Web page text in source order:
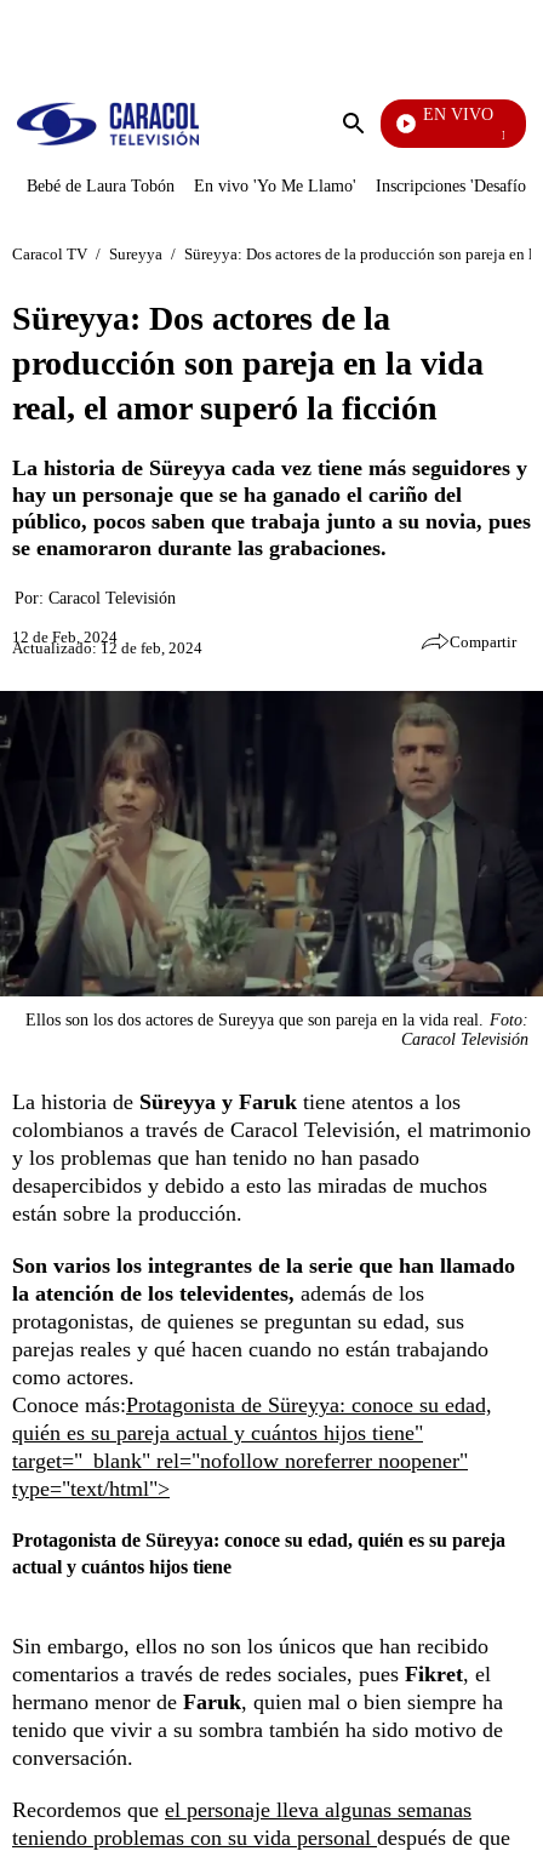
Enviar
EN VIVO
Noticias
Bebé de Laura Tobón En vivo 'Yo Me Llamo' Inscripciones 'Desafío'
Caracol TV / Sureyya / Süreyya: Dos actores de la producción son pareja en
Süreyya: Dos actores de la
producción son pareja en la vida
real, el amor superó la ficción
La historia de Süreyya cada vez tiene más seguidores y
hay un personaje que se ha ganado el cariño del
público, pocos saben que trabaja junto a su novia, pues
se enamoraron durante las grabaciones.
Por: Caracol Televisión
12 de Feb, 2024
Actualizado: 12 de feb, 2024 Compartir
Ellos son los dos actores de Sureyya que son pareja en la vida real.
Foto:
Caracol Televisión
La historia de Süreyya y Faruk tiene atentos a los
colombianos a través de Caracol Televisión, el matrimonio
y los problemas que han tenido no han pasado
desapercibidos y debido a esto las miradas de muchos
están sobre la producción.
Son varios los integrantes de la serie que han llamado
la atención de los televidentes, además de los
protagonistas, de quienes se preguntan su edad, sus
parejas reales y qué hacen cuando no están trabajando
como actores.
Conoce más:Protagonista de Süreyya: conoce su edad,
quién es su pareja actual y cuántos hijos tiene"
target="_blank" rel="nofollow noreferrer noopener"
type="text/html">
Protagonista de Süreyya: conoce su edad, quién es su pareja
actual y cuántos hijos tiene
Sin embargo, ellos no son los únicos que han recibido
comentarios a través de redes sociales, pues Fikret, el
hermano menor de Faruk, quien mal o bien siempre ha
tenido que vivir a su sombra también ha sido motivo de
conversación.
Recordemos que el personaje lleva algunas semanas
teniendo problemas con su vida personal después de que